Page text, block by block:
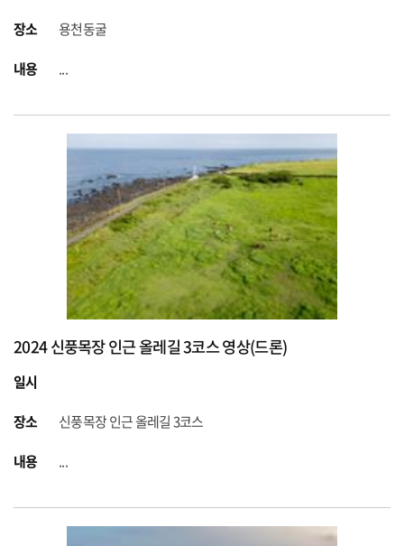
장소
용천동굴
내용
...
2024 신풍목장 인근 올레길 3코스 영상(드론)
일시
장소
신풍목장 인근 올레길 3코스
내용
...